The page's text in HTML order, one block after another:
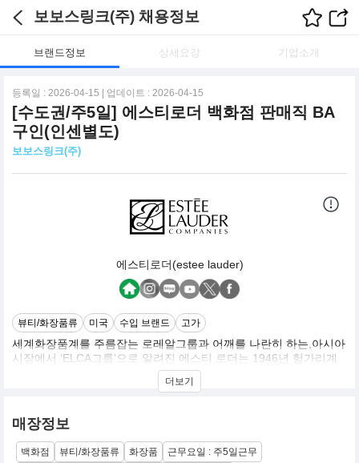
보보스링크(주) 채용정보
브랜드정보 상세요강 기업소개
등록일 : 2026-04-15 | 업데이트 : 2026-04-15
[수도권/주5일] 에스티로더 백화점 판매직 BA
구인(인센별도)
보보스링크(주)
에스티로더(estee lauder)
뷰티/화장품류 미국 수입 브랜드 고가
세계화장품계를 주름잡는 로레알그룹과 어깨를 나란히 하는,아시아
시장에서 ‘ELCA그룹’으로 알려진 에스티 로더는 1946년 헝가리계
유대인 에스티 로더가 미국 뉴욕에서 세운 기업. ‘우리가 만나는 모
든 이에게 최고의 제품과 서비스를 선사한다’는 경영 철학을 내세워
티 로더, 랩시리즈, 크리니크, 오리진스, 라메르, 달팡, 맥, 바비브라
운, 아베다, 조말론, 톰포드 뷰티, 글램글로우, 르라보 등 13개 브랜
드가 수입되고 있다
더보기
매장정보
백화점 뷰티/화장품류 화장품
근무요일 : 주5일근무